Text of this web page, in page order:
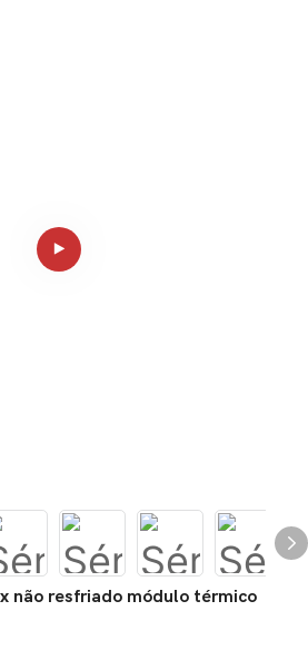
não resfriado módulo térmico